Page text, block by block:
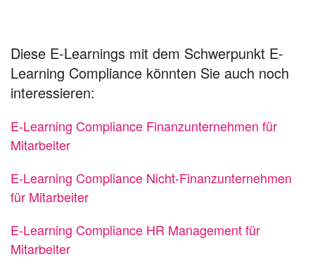
Diese E-Learnings mit dem Schwerpunkt E-
Learning Compliance könnten Sie auch noch
interessieren:
E-Learning Compliance Finanzunternehmen für
Mitarbeiter
E-Learning Compliance Nicht-Finanzunternehmen
für Mitarbeiter
E-Learning Compliance HR Management für
Mitarbeiter